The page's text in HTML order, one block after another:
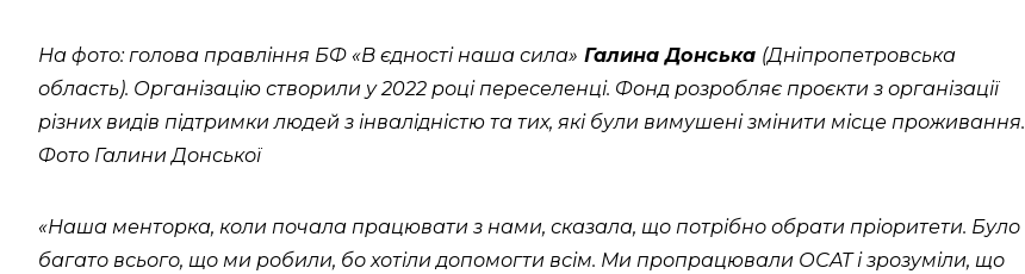
На фото: голова правління БФ «В єдності наша сила» Галина Донська (Дніпропетровська
область). Організацію створили у 2022 році переселенці. Фонд розробляє проєкти з організації
різних видів підтримки людей з інвалідністю та тих, які були вимушені змінити місце проживання.
Фото Галини Донської
«Наша менторка, коли почала працювати з нами, сказала, що потрібно обрати пріоритети. Було
багато всього, що ми робили, бо хотіли допомогти всім. Ми пропрацювали ОСAT і зрозуміли, що